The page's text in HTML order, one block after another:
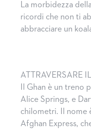
La morbidezza
ricordi che non ti
abbracciare un
ATTRAVERSARE
Il Ghan è un treno
Alice Springs, e
chilometri. Il nome
Afghan Express,